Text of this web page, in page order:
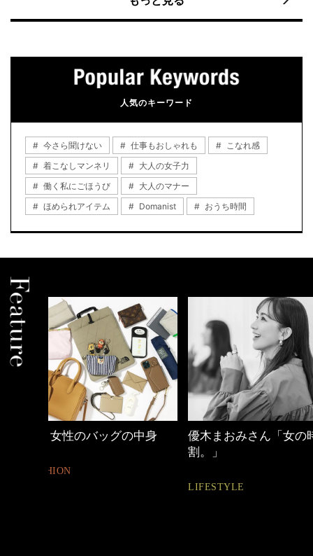
人気のキーワード
今さら聞けない 仕事もおしゃれも
こなれ感
着こなしマンネリ
大人の女子力
働く私にごほうび
大人のマナー
ほめられアイテム
Domanist おうち時間
優木まおみさん「女の時間
心地よくいられる
とは
FASHION